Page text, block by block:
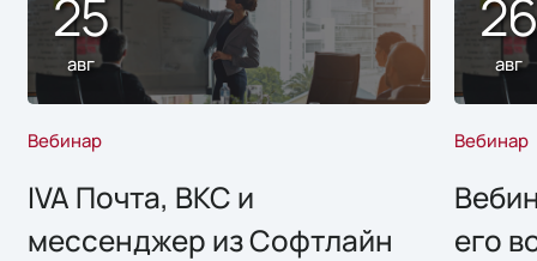
25
авг
Вебинар
IVA Почта, ВКС и
мессенджер из Софтлайн
авг
Вебинар
его